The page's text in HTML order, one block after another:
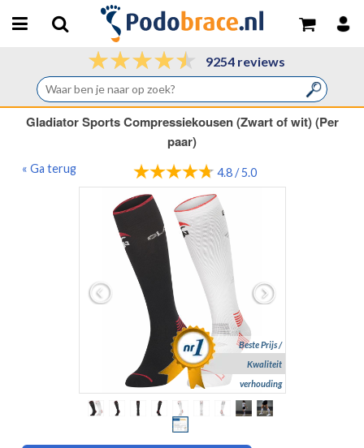
9254 reviews
Gladiator Sports Compressiekousen (Zwart of wit) (Per
paar)
« Ga terug 4.8 / 5.0
Beste Prijs /
Kwaliteit
verhouding